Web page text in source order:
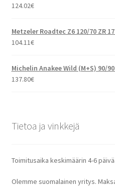
124.02€
Metzeler Roadtec Z6 120/70 ZR
104.11€
Michelin Anakee Wild (M+S) 90/
137.80€
Tietoa ja vinkkejä
Toimitusaika keskimäärin 4-6
Olemme suomalainen yritys.